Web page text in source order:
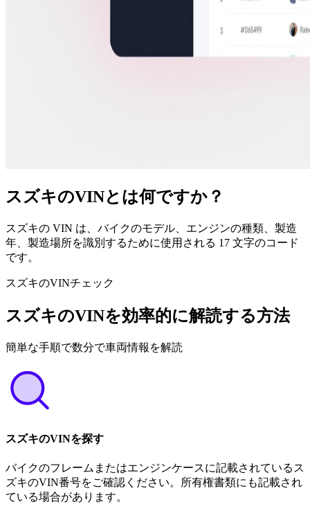
スズキのVINとは何ですか？
スズキの VIN は、バイクのモデル、エンジンの種類、製造
年、製造場所を識別するために使用される 17 文字のコード
です。
スズキのVINチェック
スズキのVINを効率的に解読する方法
簡単な手順で数分で車両情報を解読
スズキのVINを探す
バイクのフレームまたはエンジンケースに記載されているス
ズキのVIN番号をご確認ください。所有権書類にも記載され
ている場合があります。